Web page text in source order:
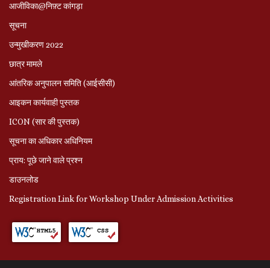
आजीविका@निफ़्ट कांगड़ा
सूचना
उन्मुखीकरण 2022
छात्र मामले
आंतरिक अनुपालन समिति (आईसीसी)
आइकन कार्यवाही पुस्तक
ICON (सार की पुस्तक)
सूचना का अधिकार अधिनियम
प्राय: पूछे जाने वाले प्रश्‍न
डाउनलोड
Registration Link for Workshop Under Admission Activities